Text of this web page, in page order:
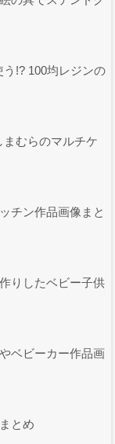
!? 100均レジンの
むらのマルチケ
チン作品画像まと
りしたベビー子供
ベビーカー作品画
とめ